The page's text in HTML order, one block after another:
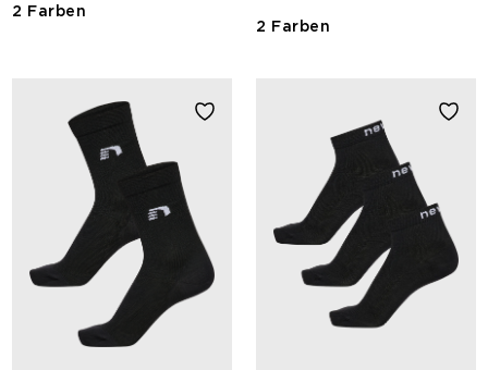
2 Farben
2 Farben